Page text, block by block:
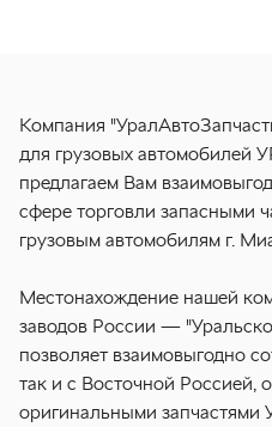
Компания
для грузовых автомобилей
предлагаем Вам
сфере торговли запасными
грузовым автомобилям г.
Местонахождение нашей
заводов России —
позволяет взаимовыгодно
так и с Восточной Россией,
оригинальными запчастями